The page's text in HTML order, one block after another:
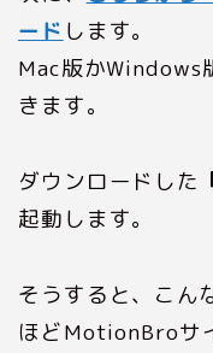
ード します。
Mac版かWindows
きます。
ダウンロードした
起動します。
そうすると、こん
ほどMotionBroサ